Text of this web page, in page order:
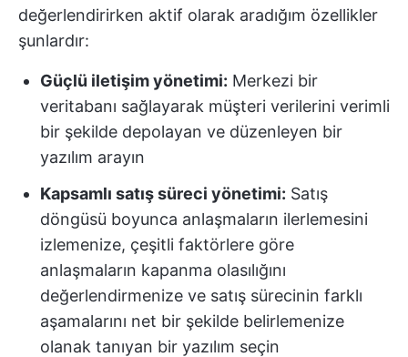
değerlendirirken aktif olarak aradığım özellikler
şunlardır:
Güçlü iletişim yönetimi: Merkezi bir
veritabanı sağlayarak müşteri verilerini verimli
bir şekilde depolayan ve düzenleyen bir
yazılım arayın
Kapsamlı satış süreci yönetimi: Satış
döngüsü boyunca anlaşmaların ilerlemesini
izlemenize, çeşitli faktörlere göre
anlaşmaların kapanma olasılığını
değerlendirmenize ve satış sürecinin farklı
aşamalarını net bir şekilde belirlemenize
olanak tanıyan bir yazılım seçin